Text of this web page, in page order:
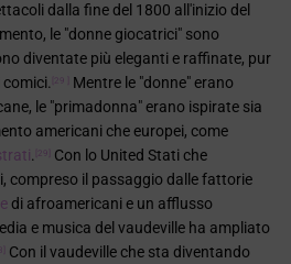
dalla fine del 1800 all'inizio del
le "donne giocatrici" sono
diventate più eleganti e raffinate, pur
comici. [29 ]
Mentre le "donne" erano
le "primadonna" erano ispirate sia
americani che europei, come
. [29]
Con lo United Stati che
compreso il passaggio dalle fattorie
di afroamericani e un afflusso
e musica del vaudeville ha ampliato
Con il vaudeville che sta diventando